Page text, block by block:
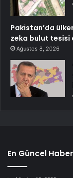
Pakistan’da
zeka bulut tesisi
Ağustos 8, 2026
En Güncel